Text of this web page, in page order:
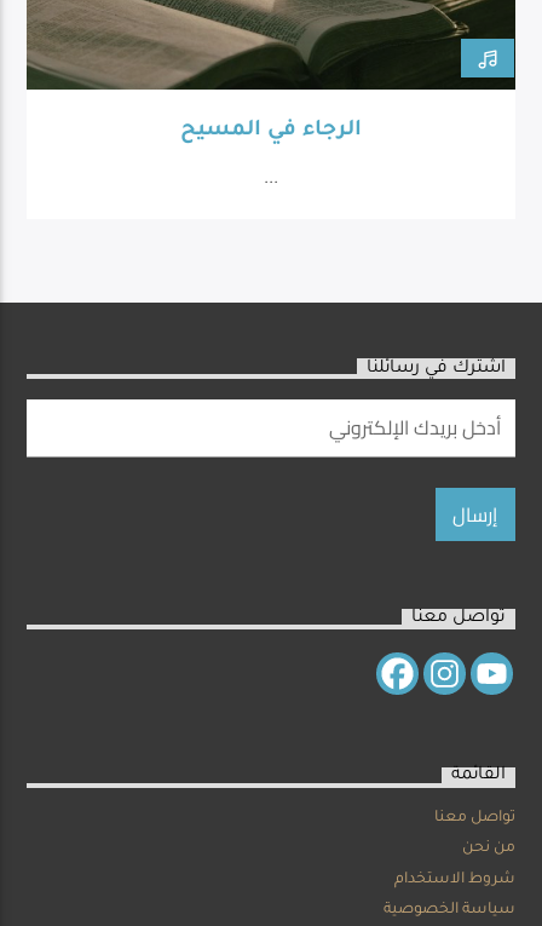
الرجاء في المسيح
...
اشترك في رسائلنا
تواصل معنا
القائمة
تواصل معنا
من نحن
شروط الاستخدام
سياسة الخصوصية